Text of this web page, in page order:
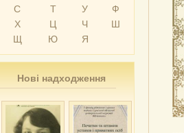
С
Т У
Ф
Х
Ц Ч
Ш
Щ
Ю Я
Нові надходження